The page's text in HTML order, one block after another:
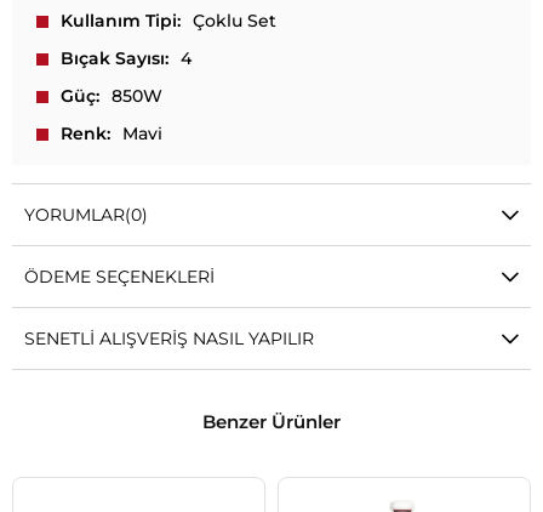
Kullanım Tipi
Çoklu Set
Bıçak Sayısı
4
Güç
850W
Renk
Mavi
YORUMLAR(0)
ÖDEME SEÇENEKLERI
SENETLI ALIŞVERIŞ NASIL YAPILIR
Benzer Ürünler